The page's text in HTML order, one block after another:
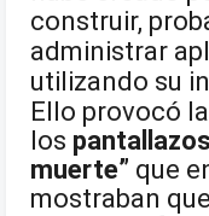
construir,
administrar
utilizando su
Ello provocó
los
muerte” que
mostraban